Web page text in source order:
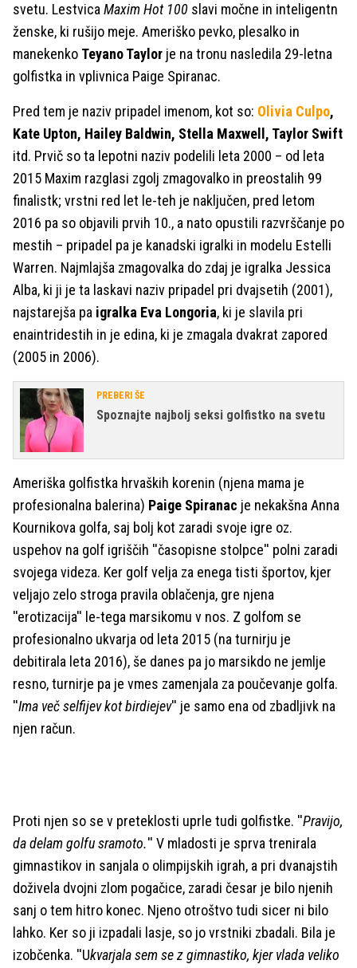
svetu. Lestvica Maxim Hot 100 slavi močne in inteligentn
ženske, ki rušijo meje. Ameriško pevko, plesalko in
manekenko Teyano Taylor je na tronu nasledila 29-letna
golfistka in vplivnica Paige Spiranac.
Pred tem je naziv pripadel imenom, kot so: Olivia Culpo,
Kate Upton, Hailey Baldwin, Stella Maxwell, Taylor Swift
itd. Prvič so ta lepotni naziv podelili leta 2000 – od leta
2015 Maxim razglasi zgolj zmagovalko in preostalih 99
finalistk; vrstni red let le-teh je naključen, pred letom
2016 pa so objavili prvih 10., a nato opustili razvrščanje po
mestih – pripadel pa je kanadski igralki in modelu Estelli
Warren. Najmlajša zmagovalka do zdaj je igralka Jessica
Alba, ki ji je ta laskavi naziv pripadel pri dvajsetih (2001),
najstarejša pa igralka Eva Longoria, ki je slavila pri
enaintridestih in je edina, ki je zmagala dvakrat zapored
(2005 in 2006).
PREBERI ŠE
Spoznajte najbolj seksi golfistko na svetu
Ameriška golfistka hrvaških korenin (njena mama je
profesionalna balerina) Paige Spiranac je nekakšna Anna
Kournikova golfa, saj bolj kot zaradi svoje igre oz.
uspehov na golf igriščih ''časopisne stolpce'' polni zaradi
svojega videza. Ker golf velja za enega tisti športov, kjer
veljajo zelo stroga pravila oblačenja, gre njena
''erotizacija'' le-tega marsikomu v nos. Z golfom se
profesionalno ukvarja od leta 2015 (na turnirju je
debitirala leta 2016), še danes pa jo marsikdo ne jemlje
resno, turnirje pa je vmes zamenjala za poučevanje golfa.
''Ima več selfijev kot birdiejev'' je samo ena od zbadljivk na
njen račun.
Proti njen so se v preteklosti uprle tudi golfistke. ''Pravijo,
da delam golfu sramoto.'' V mladosti je sprva trenirala
gimnastikov in sanjala o olimpijskih igrah, a pri dvanajstih
doživela dvojni zlom pogačice, zaradi česar je bilo njenih
sanj o tem hitro konec. Njeno otroštvo tudi sicer ni bilo
lahko. Ker so ji izpadali lasje, so jo vrstniki zbadali. Bila je
izobčenka. ''Ukvarjala sem se z gimnastiko, kjer vlada veliko